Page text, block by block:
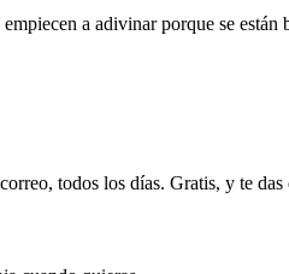
a adivinar porque se
todos los días. Gratis, y te das